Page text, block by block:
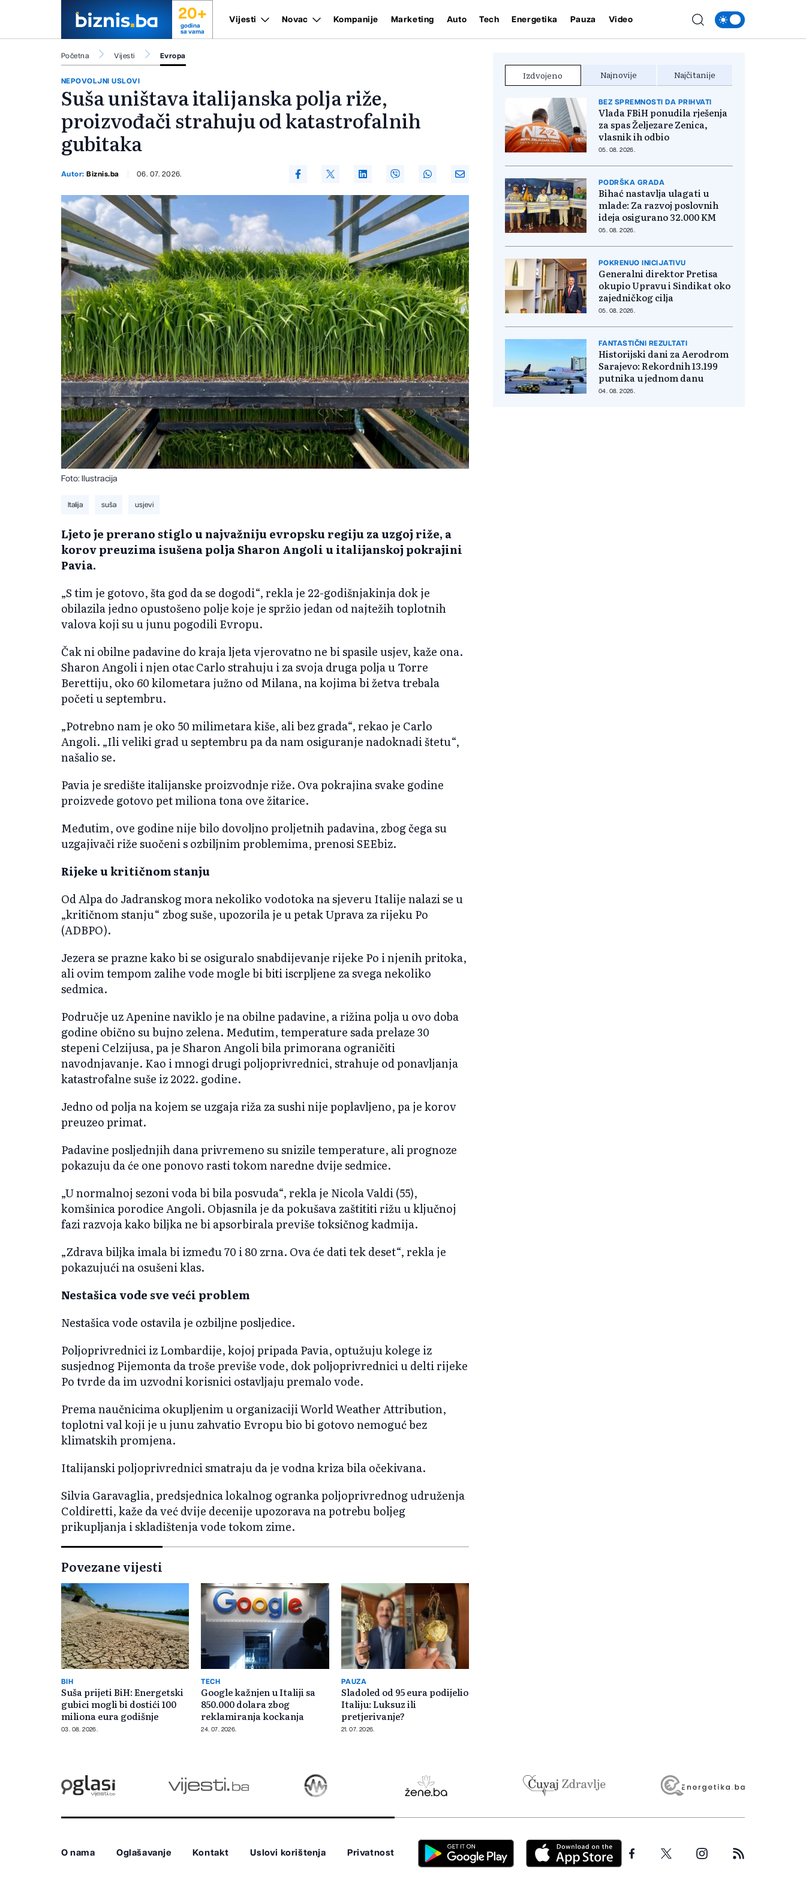
20+
godina
sa vama
Vijesti Novac Kompanije Marketing Auto Tech Energetika Pauza Video
Početna Vijesti Evropa
NEPOVOLJNI USLOVI
Suša uništava italijanska polja riže,
proizvođači strahuju od katastrofalnih
gubitaka
Autor:Biznis.ba 06. 07. 2026.
Foto: Ilustracija
Italija suša usjevi
Ljeto je prerano stiglo u najvažniju evropsku regiju za uzgoj riže, a
korov preuzima isušena polja Sharon Angoli u italijanskoj pokrajini
Pavia.
„S tim je gotovo, šta god da se dogodi“, rekla je 22-godišnjakinja dok je
obilazila jedno opustošeno polje koje je spržio jedan od najtežih toplotnih
valova koji su u junu pogodili Evropu.
Čak ni obilne padavine do kraja ljeta vjerovatno ne bi spasile usjev, kaže ona.
Sharon Angoli i njen otac Carlo strahuju i za svoja druga polja u Torre
Berettiju, oko 60 kilometara južno od Milana, na kojima bi žetva trebala
početi u septembru.
„Potrebno nam je oko 50 milimetara kiše, ali bez grada“, rekao je Carlo
Angoli. „Ili veliki grad u septembru pa da nam osiguranje nadoknadi štetu“,
našalio se.
Pavia je središte italijanske proizvodnje riže. Ova pokrajina svake godine
proizvede gotovo pet miliona tona ove žitarice.
Međutim, ove godine nije bilo dovoljno proljetnih padavina, zbog čega su
uzgajivači riže suočeni s ozbiljnim problemima, prenosi SEEbiz.
Rijeke u kritičnom stanju
Od Alpa do Jadranskog mora nekoliko vodotoka na sjeveru Italije nalazi se u
„kritičnom stanju“ zbog suše, upozorila je u petak Uprava za rijeku Po
(ADBPO).
Jezera se prazne kako bi se osiguralo snabdijevanje rijeke Po i njenih pritoka,
ali ovim tempom zalihe vode mogle bi biti iscrpljene za svega nekoliko
sedmica.
Područje uz Apenine naviklo je na obilne padavine, a rižina polja u ovo doba
godine obično su bujno zelena. Međutim, temperature sada prelaze 30
stepeni Celzijusa, pa je Sharon Angoli bila primorana ograničiti
navodnjavanje. Kao i mnogi drugi poljoprivrednici, strahuje od ponavljanja
katastrofalne suše iz 2022. godine.
Jedno od polja na kojem se uzgaja riža za sushi nije poplavljeno, pa je korov
preuzeo primat.
Padavine posljednjih dana privremeno su snizile temperature, ali prognoze
pokazuju da će one ponovo rasti tokom naredne dvije sedmice.
„U normalnoj sezoni voda bi bila posvuda“, rekla je Nicola Valdi (55),
komšinica porodice Angoli. Objasnila je da pokušava zaštititi rižu u ključnoj
fazi razvoja kako biljka ne bi apsorbirala previše toksičnog kadmija.
„Zdrava biljka imala bi između 70 i 80 zrna. Ova će dati tek deset“, rekla je
pokazujući na osušeni klas.
Nestašica vode sve veći problem
Nestašica vode ostavila je ozbiljne posljedice.
Poljoprivrednici iz Lombardije, kojoj pripada Pavia, optužuju kolege iz
susjednog Pijemonta da troše previše vode, dok poljoprivrednici u delti rijeke
Po tvrde da im uzvodni korisnici ostavljaju premalo vode.
Prema naučnicima okupljenim u organizaciji World Weather Attribution,
toplotni val koji je u junu zahvatio Evropu bio bi gotovo nemoguć bez
klimatskih promjena.
Italijanski poljoprivrednici smatraju da je vodna kriza bila očekivana.
Silvia Garavaglia, predsjednica lokalnog ogranka poljoprivrednog udruženja
Coldiretti, kaže da već dvije decenije upozorava na potrebu boljeg
prikupljanja i skladištenja vode tokom zime.
Povezane vijesti
BIH
Suša prijeti BiH: Energetski
gubici mogli bi dostići 100
miliona eura godišnje
03. 08. 2026.
TECH
Google kažnjen u Italiji sa
850.000 dolara zbog
reklamiranja kockanja
24. 07. 2026.
PAUZA
Sladoled od 95 eura podijelio
Italiju: Luksuz ili
pretjerivanje?
21. 07. 2026.
Izdvojeno Najnovije Najčitanije
BEZ SPREMNOSTI DA PRIHVATI
Vlada FBiH ponudila rješenja
za spas Željezare Zenica,
vlasnik ih odbio
05. 08. 2026.
PODRŠKA GRADA
Bihać nastavlja ulagati u
mlade: Za razvoj poslovnih
ideja osigurano 32.000 KM
05. 08. 2026.
POKRENUO INICIJATIVU
Generalni direktor Pretisa
okupio Upravu i Sindikat oko
zajedničkog cilja
05. 08. 2026.
FANTASTIČNI REZULTATI
Historijski dani za Aerodrom
Sarajevo: Rekordnih 13.199
putnika u jednom danu
04. 08. 2026.
O nama Oglašavanje Kontakt Uslovi korištenja Privatnost